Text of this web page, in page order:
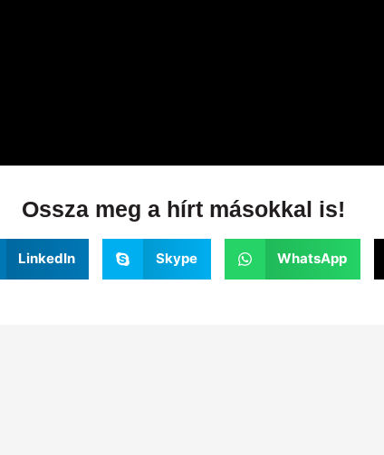
Ossza meg a hírt másokkal is!
LinkedIn Skype WhatsApp